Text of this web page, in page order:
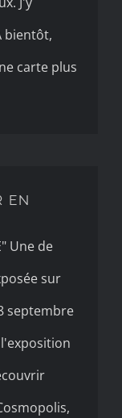
bientôt,
carte plus
EN
Une de
sur
septembre